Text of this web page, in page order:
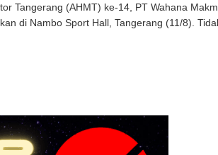
Tangerang (AHMT) ke-14, PT Wahana
di Nambo Sport Hall, Tangerang (11/8). Tidak